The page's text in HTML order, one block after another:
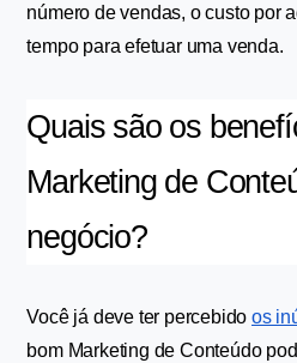
número de vendas, o custo por
tempo para efetuar uma venda.
Quais são os
Marketing de
negócio?
Você já deve ter percebido os
bom Marketing de Conteúdo